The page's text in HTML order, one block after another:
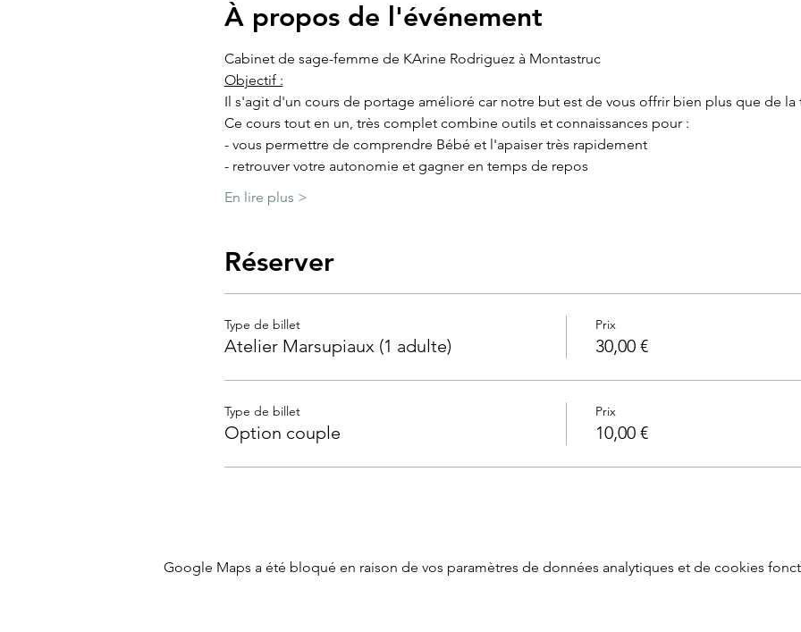
À propos de l'événement
Cabinet de sage-femme de KArine Rodriguez à Montastruc
Objectif :
Il s'agit d'un cours de portage amélioré car notre but est de vous offrir bien plus que de la
Ce cours tout en un, très complet combine outils et connaissances pour :
- vous permettre de comprendre Bébé et l'apaiser très rapidement
- retrouver votre autonomie et gagner en temps de repos
En lire plus >
Réserver
Type de billet
Atelier Marsupiaux (1 adulte)
Prix
30,00 €
Type de billet
Option couple
Prix
10,00 €
Google Maps a été bloqué en raison de vos paramètres de données analytiques et de cookies